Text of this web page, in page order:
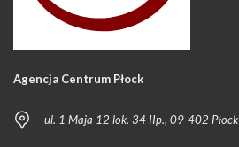
Agencja Centrum Płock
ul. 1 Maja 12 lok. 34 IIp., 09-402 Płock